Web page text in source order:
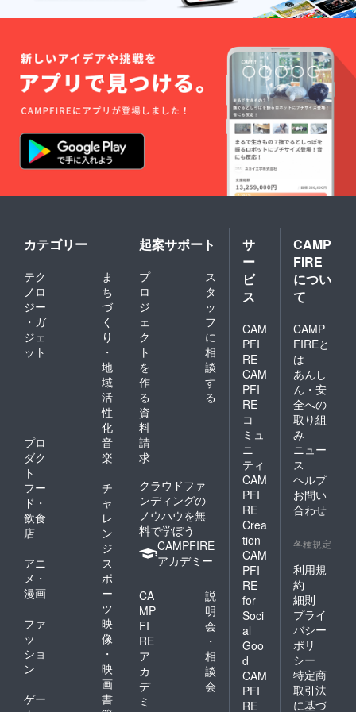
カテゴリー
テク
ノロ
ジー
・ガ
ジェ
ット
ま
ち
づ
く
り
・
地
域
活
性
化
プロ
ダク
ト
音
楽
フー
ド・
飲食
店
チ
ャ
レ
ン
ジ
アニ
メ・
漫画
ス
ポ
ー
ツ
ファ
ッ
ショ
ン
映
像
・
映
画
ゲー
書
起案サポート
プ
ロ
ジ
ェ
ク
ト
を
作
る
ス
タ
ッ
フ
に
相
談
す
る
資
料
請
求
クラウドファ
ンディングの
ノウハウを無
料で学ぼう
CAMPFIRE
アカデミー
CA
MP
FI
RE
ア
カ
デ
ミ
説
明
会
・
相
談
会
サ
ー
ビ
ス
CAM
PFI
RE
CAM
PFI
RE
コ
ミュ
ニ
ティ
CAM
PFI
RE
Crea
tion
CAM
PFI
RE
for
Soci
al
Goo
d
CAM
PFI
RE
CAMP
FIRE
につい
て
CAMP
FIREと
は
あんし
ん・安
全への
取り組
み
ニュー
ス
ヘルプ
お問い
合わせ
各種規定
利用規
約
細則
プライ
バシー
ポリ
シー
特定商
取引法
に基づ